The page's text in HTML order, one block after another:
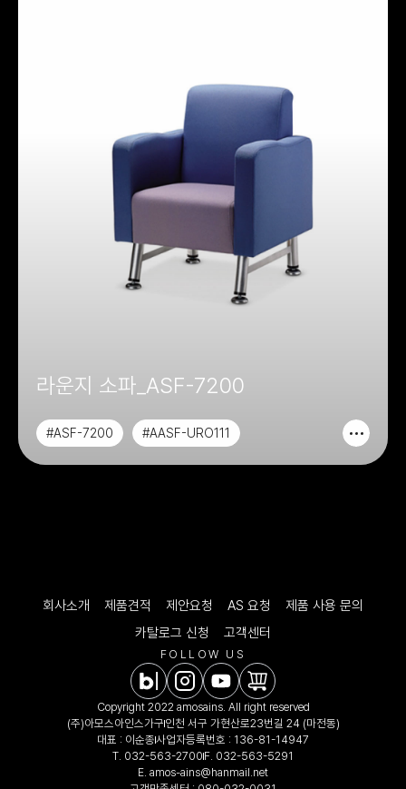
라운지 소파_ASF-7200
#ASF-7200
#AASF-URO111
회사소개 제품견적 제안요청 AS 요청
제품 사용 문의
카탈로그 신청
고객센터
FOLLOW US
Copyright 2022 amosains. All right reserved
(주)아모스아인스가구인천 서구 가현산로23번길 24 (마전동)
대표 : 이순종사업자등록번호 : 136-81-14947
T. 032-563-2700 F. 032-563-5291
E. amos-ains@hanmail.net